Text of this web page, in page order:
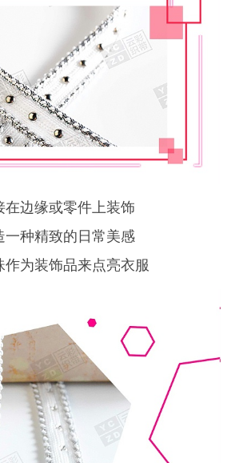
在边缘或零件上装饰
一种精致的日常美感
作为装饰品来点亮衣服